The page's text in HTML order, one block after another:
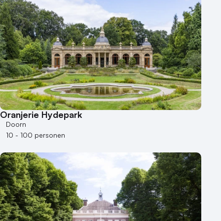
Oranjerie Hydepark
Doorn
10 - 100 personen